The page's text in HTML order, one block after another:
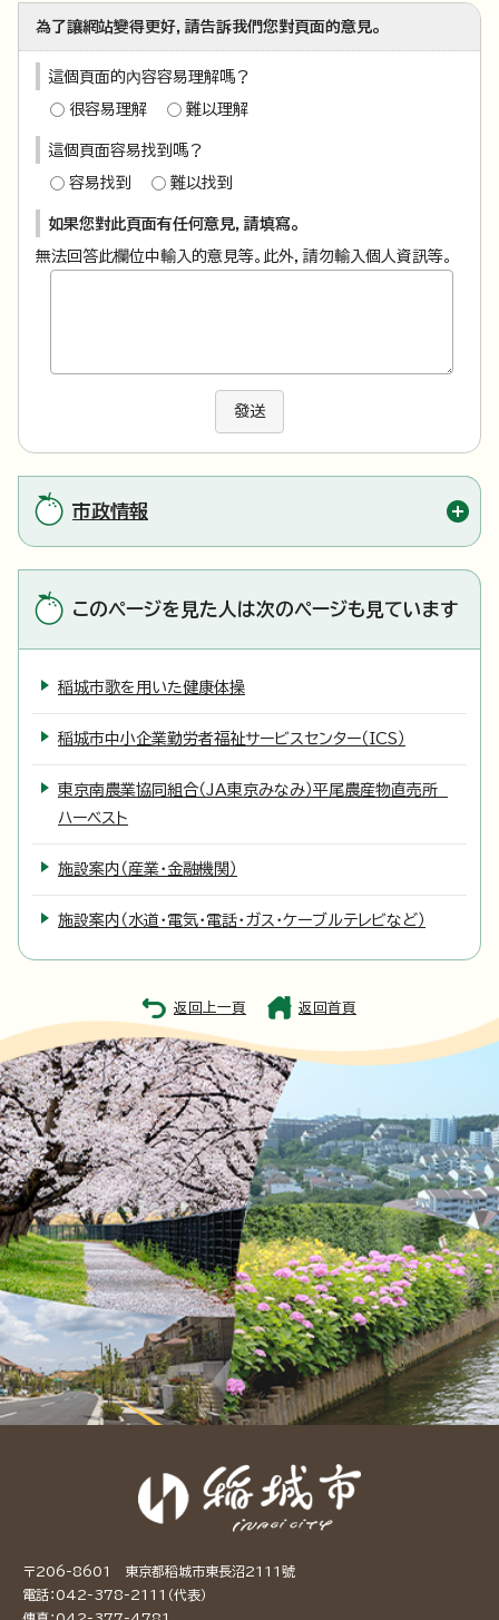
為了讓網站變得更好，請告訴我們您對頁面的意見。
這個頁面的內容容易理解嗎？
很容易理解 難以理解
這個頁面容易找到嗎？
容易找到 難以找到
如果您對此頁面有任何意見，請填寫。
無法回答此欄位中輸入的意見等。此外，請勿輸入個人資訊等。
發送
市政情報
このページを見た人は次のページも見ています
稲城市歌を用いた健康体操
稲城市中小企業勤労者福祉サービスセンター（ICS）
東京南農業協同組合（JA東京みなみ）平尾農産物直売所
ハーベスト
施設案内（産業・金融機関）
施設案内（水道・電気・電話・ガス・ケーブルテレビなど）
返回上一頁 返回首頁
〒206-8601 東京都稻城市東長沼2111號
電話：042-378-2111（代表）